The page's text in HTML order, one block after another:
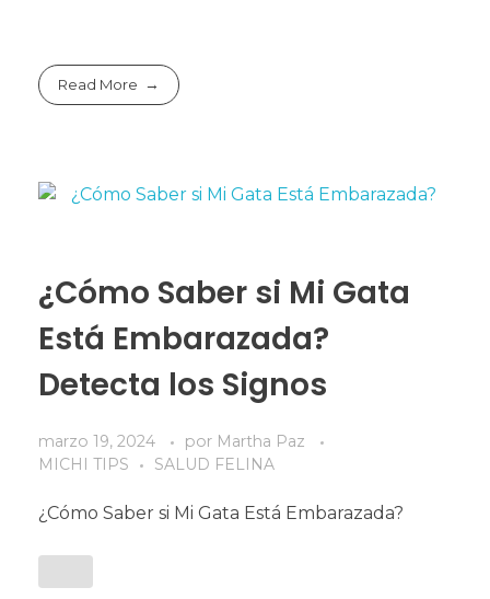
Read More
¿Cómo Saber si Mi Gata
Está Embarazada?
Detecta los Signos
marzo 19, 2024 por Martha Paz
MICHI TIPS
SALUD FELINA
¿Cómo Saber si Mi Gata Está Embarazada?